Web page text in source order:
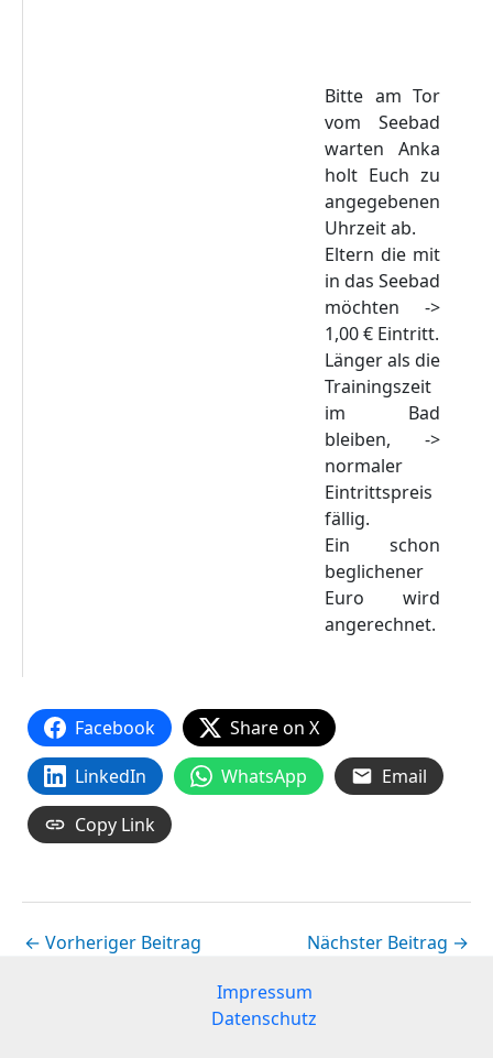
Bitte am Tor
vom Seebad
warten Anka
holt Euch zu
angegebenen
Uhrzeit ab.
Eltern die mit
in das Seebad
möchten ->
1,00 € Eintritt.
Länger als die
Trainingszeit
im Bad
bleiben, ->
normaler
Eintrittspreis
fällig.
Ein schon
beglichener
Euro wird
angerechnet.
Facebook
Share on X
LinkedIn
WhatsApp
Email
Copy Link
← Vorheriger Beitrag Nächster Beitrag →
Impressum
Datenschutz